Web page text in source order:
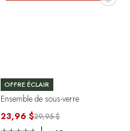
OFFRE ÉCLAIR
Ensemble de sous-verre
23,96 $29,95 $